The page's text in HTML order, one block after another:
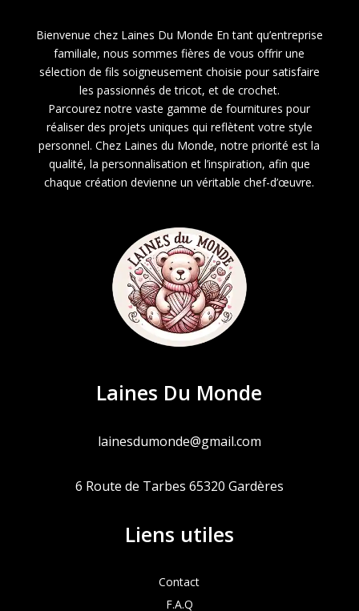
Bienvenue chez Laines Du Monde En tant qu’entreprise
familiale, nous sommes fières de vous offrir une
sélection de fils soigneusement choisie pour satisfaire
les passionnés de tricot, et de crochet.
Parcourez notre vaste gamme de fournitures pour
réaliser des projets uniques qui reflètent votre style
personnel. Chez Laines du Monde, notre priorité est la
qualité, la personnalisation et l’inspiration, afin que
chaque création devienne un véritable chef-d’œuvre.
Laines Du Monde
lainesdumonde@gmail.com
6 Route de Tarbes 65320 Gardères
Liens utiles
Contact
F.A.Q